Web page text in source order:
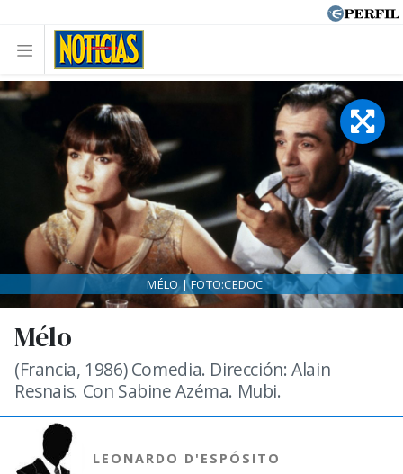
Mélo
(Francia, 1986) Comedia. Dirección: Alain
Resnais. Con Sabine Azéma. Mubi.
LEONARDO D'ESPÓSITO
MÉLO | FOTO:CEDOC